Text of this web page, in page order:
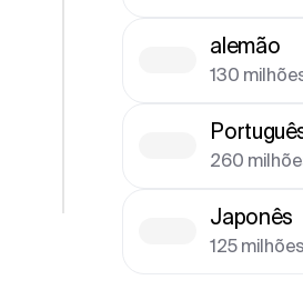
alemão
130
260
Japonês
125